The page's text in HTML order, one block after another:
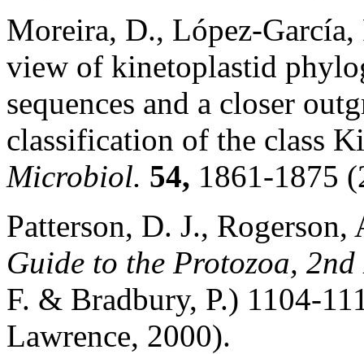
Moreira, D., López-
view of kinetoplastid
sequences and a closer
classification of the class
Microbiol. 54, 1861-1875
Patterson, D. J.,
Guide to the Protozoa, 2nd
F. & Bradbury, P.) 1104-
Lawrence, 2000).